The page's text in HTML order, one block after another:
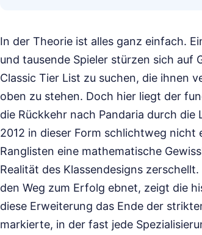
In der Theorie ist alles ganz einfach.
und tausende Spieler stürzen sich auf
Classic Tier List zu suchen, die ihnen
oben zu stehen. Doch hier liegt der
die Rückkehr nach Pandaria durch
2012 in dieser Form schlichtweg nicht
Ranglisten eine mathematische
Realität des Klassendesigns
den Weg zum Erfolg ebnet, zeigt die
diese Erweiterung das Ende der
markierte, in der fast jede